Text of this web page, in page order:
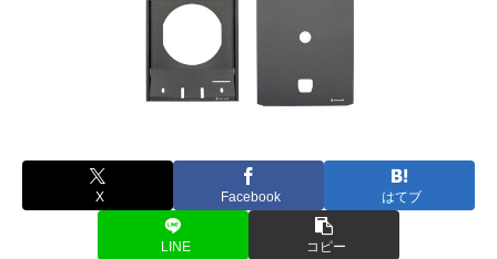
X Facebook はてブ
LINE コピー